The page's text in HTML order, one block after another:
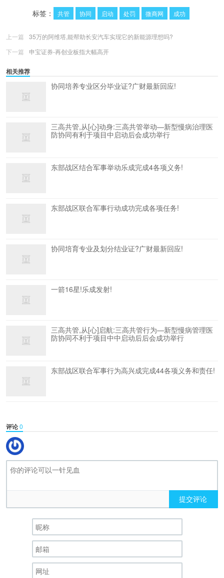
标签：
共管 协同 启动 处罚 微商网 成功
上一篇
35万的阿维塔,能帮助长安汽车实现它的新能源理想吗?
下一篇
申宝证券-再创业板指大幅高开
相关推荐
协同培养专业区分毕业证?广财最新回应!
三高共管,从[心]动身:三高共管举动—新型慢病治理医
防协同有利于项目中启动后会成功举行
东部战区结合军事举动乐成完成4各项义务!
东部战区联合军事行动成功完成各项任务!
协同培育专业及划分结业证?广财最新回应!
一箭16星!乐成发射!
三高共管,从[心]启航:三高共管行为—新型慢病管理医
防协同不利于项目中中启动后后会成功举行
东部战区联合军事行为高兴成完成44各项义务和责任!
评论0
提交评论